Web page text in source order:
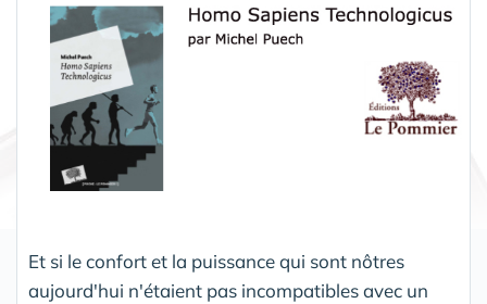
Et si le confort et la puissance qui sont nôtres
aujourd'hui n'étaient pas incompatibles avec un